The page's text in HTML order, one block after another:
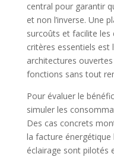
central pour garantir
et non l’inverse. Une
surcoûts et facilite les
critères essentiels est
architectures
fonctions sans tout
Pour évaluer le
simuler les
Des cas concrets
la facture
éclairage sont pilotés